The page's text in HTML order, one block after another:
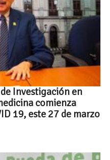
Investigación en
comienza
19, este 27 de marzo